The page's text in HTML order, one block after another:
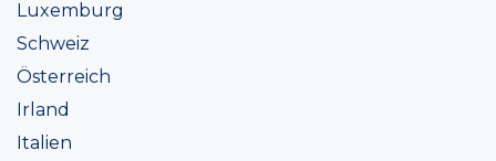
Luxemburg
Schweiz
Österreich
Irland
Italien